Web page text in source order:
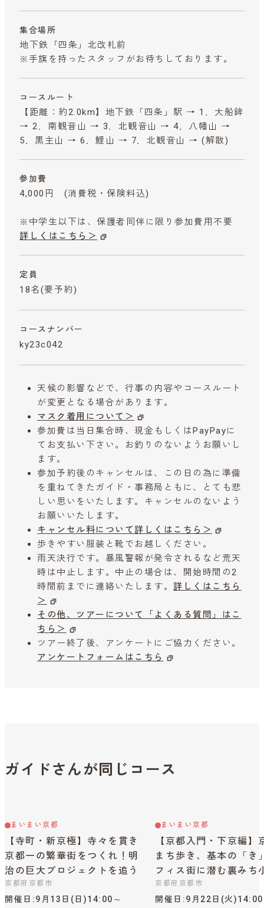
集合場所
地下鉄「四条」北改札前
※手旗を持ったスタッフがお待ちしております。
コースルート
【距離：約2.0km】地下鉄「四条」駅 → 1．大船鉾
→ 2．南観音山 → 3．北観音山 → 4．八幡山 →
5．黒主山 → 6．鯉山 → 7．北観音山 → (解散)
参加費
4,000円 (消費税・保険料込)
※中学生以下は、保護者同伴に限り参加費用不要
詳しくはこちら＞
定員
18名(要予約)
コースナンバー
ky23c042
天候の影響などで、行事の内容やコースルート
が変更となる場合があります。
マスク着用について＞
参加費は当日集合時、現金もしくはPayPayに
てお支払い下さい。お釣りのないようお願いし
ます。
参加予約後のキャンセルは、この日の為に準備
を重ねてきたガイド・事務局ともに、とても悲
しい思いをいたします。キャンセルのないよう
お願いいたします。
キャンセル料について詳しくはこちら＞
歩きやすい服装と靴でお越しください。
雨天決行です。暴風警報が発令されるなど荒天
時は中止します。中止の場合は、開始時間の2
時間前までに連絡いたします。 詳しくはこちら
＞
その他、ツアーについて「よくある質問」はこ
ちら＞
ツアー終了後、アンケートにご協力ください。
アンケートフォームはこちら
ガイドさんが同じコース
まいまい京都
【寺町・新京極】寺々を貫き
京都一の繁華街をつくれ！明
治の巨大プロジェクトを追う
京都府京都市
開催日 9月13日(日)14:00～
まいまい京都
【京都入門・下京編】
まち歩き、基本の「き
フィス街に潜む裏みち
京都府京都市
開催日 9月22日(火